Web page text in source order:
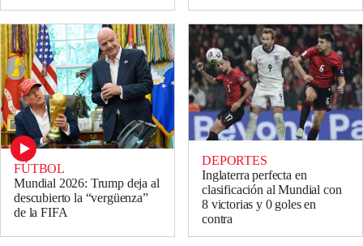
FÚTBOL
Mundial 2026: Trump deja al
descubierto la “vergüenza”
de la FIFA
DEPORTES
Inglaterra perfecta en
clasificación al Mundial con
8 victorias y 0 goles en
contra